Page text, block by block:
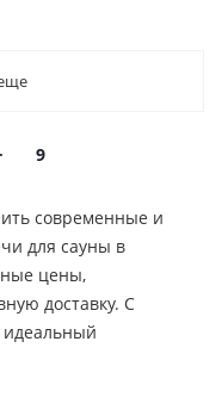
9
современные и
для сауны в
цены,
доставку. С